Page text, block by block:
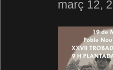
març 12,